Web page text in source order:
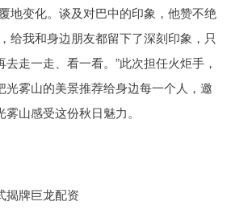
地变化。谈及对巴中的印象，他赞不绝
给我和身边朋友都留下了深刻印象，只
走一走、看一看。”此次担任火炬手，
光雾山的美景推荐给身边每一个人，邀
山感受这份秋日魅力。
揭牌巨龙配资